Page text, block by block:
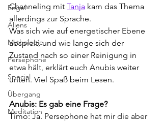
Engel
Aliens
Mythologie
Persephone
Special
Übergang
Meditation
Channeling mit Tanja kam das Thema
allerdings zur Sprache.
Was sich wie auf energetischer Ebene
abspielt, und wie lange sich der
Zustand nach so einer Reinigung in
etwa hält, erklärt euch Anubis weiter
unten. Viel Spaß beim Lesen.
Anubis: Es gab eine Frage?
Timo: Ja. Persephone hat mir die aber